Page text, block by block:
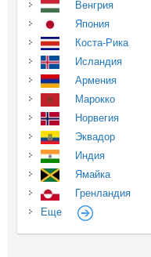
Венгрия
Япония
Коста-Рика
Исландия
Армения
Марокко
Норвегия
Эквадор
Индия
Ямайка
Гренландия
Еще